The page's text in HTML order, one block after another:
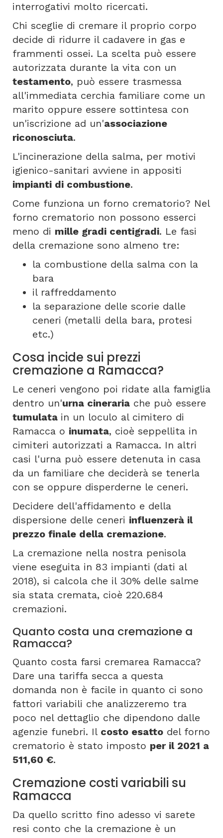
interrogativi molto ricercati.
Chi sceglie di cremare il proprio corpo
decide di ridurre il cadavere in gas e
frammenti ossei. La scelta può essere
autorizzata durante la vita con un
testamento, può essere trasmessa
all'immediata cerchia familiare come un
marito oppure essere sottintesa con
un'iscrizione ad un'associazione
riconosciuta.
L'incinerazione della salma, per motivi
igienico-sanitari avviene in appositi
impianti di combustione.
Come funziona un forno crematorio? Nel
forno crematorio non possono esserci
meno di mille gradi centigradi. Le fasi
della cremazione sono almeno tre:
la combustione della salma con la
bara
il raffreddamento
la separazione delle scorie dalle
ceneri (metalli della bara, protesi
etc.)
Cosa incide sui prezzi
cremazione a Ramacca?
Le ceneri vengono poi ridate alla famiglia
dentro un'urna cineraria che può essere
tumulata in un loculo al cimitero di
Ramacca o inumata, cioè seppellita in
cimiteri autorizzati a Ramacca. In altri
casi l'urna può essere detenuta in casa
da un familiare che deciderà se tenerla
con se oppure disperderne le ceneri.
Decidere dell'affidamento e della
dispersione delle ceneri influenzerà il
prezzo finale della cremazione.
La cremazione nella nostra penisola
viene eseguita in 83 impianti (dati al
2018), si calcola che il 30% delle salme
sia stata cremata, cioè 220.684
cremazioni.
Quanto costa una cremazione a
Ramacca?
Quanto costa farsi cremarea Ramacca?
Dare una tariffa secca a questa
domanda non è facile in quanto ci sono
fattori variabili che analizzeremo tra
poco nel dettaglio che dipendono dalle
agenzie funebri. Il costo esatto del forno
crematorio è stato imposto per il 2021 a
511,60 €.
Cremazione costi variabili su
Ramacca
Da quello scritto fino adesso vi sarete
resi conto che la cremazione è un